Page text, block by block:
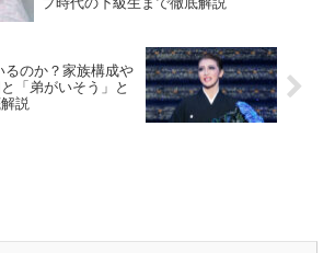
のか？家族構成や
「弟がいそう」と
説